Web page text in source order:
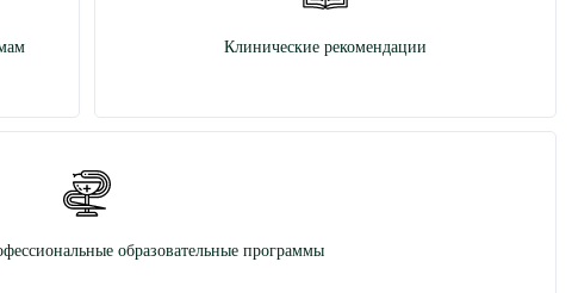
Клинические рекомендации
образовательные программы